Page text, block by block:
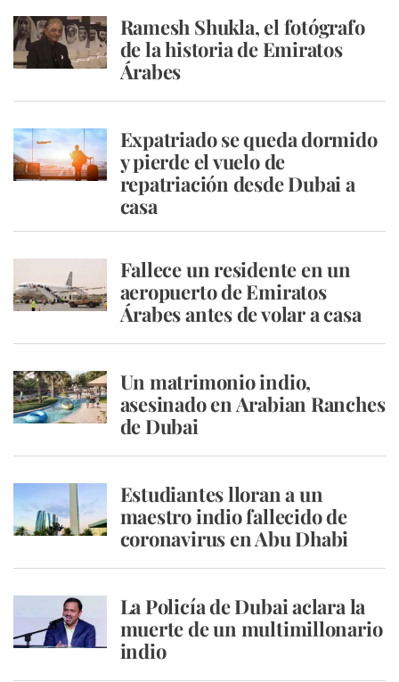
Ramesh Shukla, el fotógrafo
de la historia de Emiratos
Árabes
Expatriado se queda dormido
y pierde el vuelo de
repatriación desde Dubai a
casa
Fallece un residente en un
aeropuerto de Emiratos
Árabes antes de volar a casa
Un matrimonio indio,
asesinado en Arabian Ranches
de Dubai
Estudiantes lloran a un
maestro indio fallecido de
coronavirus en Abu Dhabi
La Policía de Dubai aclara la
muerte de un multimillonario
indio